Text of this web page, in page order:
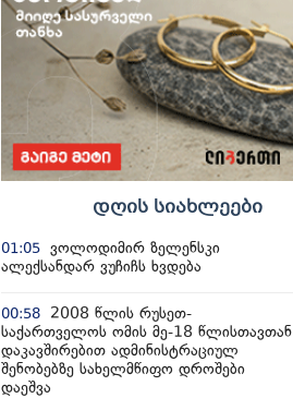
დღის სიახლეები
01:05 ვოლოდიმირ ზელენსკი
ალექსანდარ ვუჩიჩს ხვდება
00:58
2008 წლის რუსეთ-
საქართველოს ომის მე-18 წლისთავთან
დაკავშირებით ადმინისტრაციულ
შენობებზე სახელმწიფო დროშები
დაეშვა